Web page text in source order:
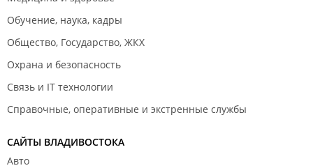
Обучение, наука, кадры
Общество, Государство, ЖКХ
Охрана и безопасность
Связь и IT технологии
Справочные, оперативные и экстренные службы
САЙТЫ ВЛАДИВОСТОКА
Авто